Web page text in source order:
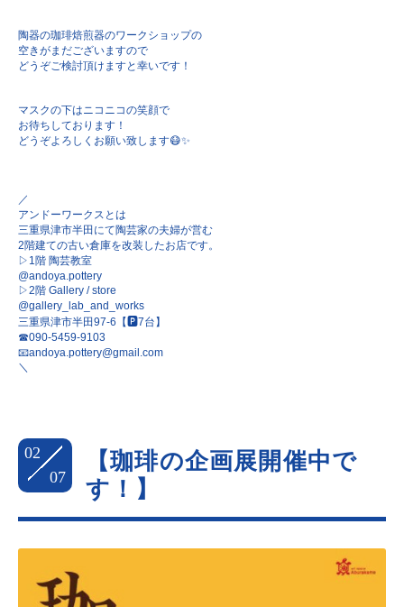
陶器の珈琲焙煎器のワークショップの
空きがまだございますので
どうぞご検討頂けますと幸いです！
マスクの下はニコニコの笑顔で
お待ちしております！
どうぞよろしくお願い致します😷✨
／
アンドーワークスとは
三重県津市半田にて陶芸家の夫婦が営む
2階建ての古い倉庫を改装したお店です。
▷1階 陶芸教室
@andoya.pottery
▷2階 Gallery / store
@gallery_lab_and_works
三重県津市半田97-6【🅿︎7台】
☎︎090-5459-9103
📧andoya.pottery@gmail.com
＼
02
07
【珈琲の企画展開催中で
す！】